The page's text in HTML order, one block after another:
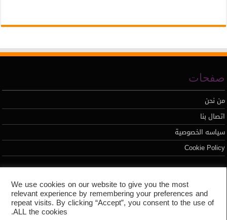
صفحات
من نحن
اتصال بنا
سياسه الخصوصية
Cookie Policy
تطوير محمد السيد
We use cookies on our website to give you the most
relevant experience by remembering your preferences and
repeat visits. By clicking “Accept”, you consent to the use of
ALL the cookies.